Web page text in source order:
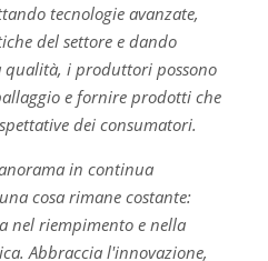
tecnologie avanzate,
del settore e dando
i produttori possono
e fornire prodotti che
dei consumatori.
in continua
cosa rimane costante:
nel riempimento e nella
Abbraccia l'innovazione,